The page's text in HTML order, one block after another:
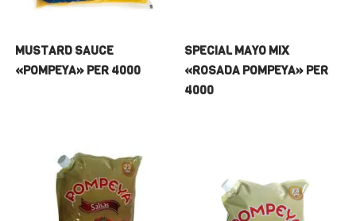
MUSTARD SAUCE
«POMPEYA» PER 4000
SPECIAL MAYO MIX
«ROSADA POMPEYA» PER
4000